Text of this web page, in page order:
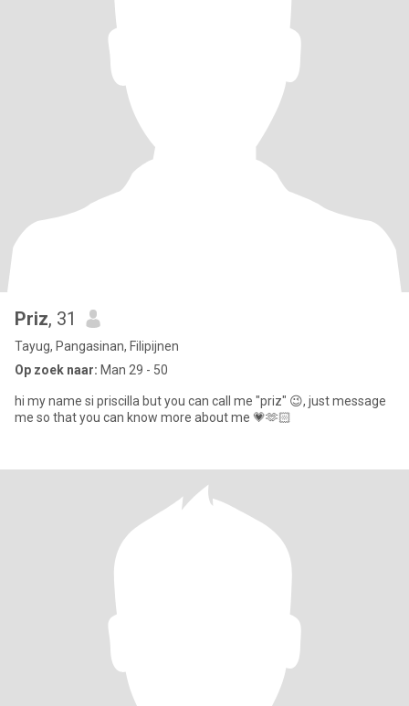
Priz, 31
Tayug, Pangasinan, Filipijnen
Op zoek naar: Man 29 - 50
hi my name si priscilla but you can call me "priz" 😉, just message
me so that you can know more about me 💗🫶🏻